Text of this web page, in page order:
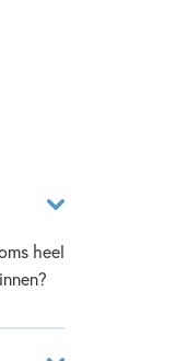
heel